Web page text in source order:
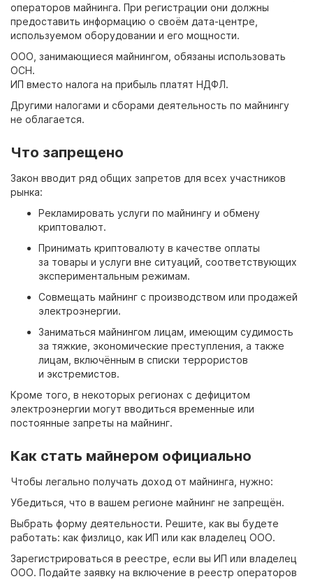
операторов майнинга. При регистрации они должны
предоставить информацию о своём дата-центре,
используемом оборудовании и его мощности.
ООО, занимающиеся майнингом, обязаны использовать
ОСН.
ИП вместо налога на прибыль платят НДФЛ.
Другими налогами и сборами деятельность по майнингу
не облагается.
Что запрещено
Закон вводит ряд общих запретов для всех участников
рынка:
Рекламировать услуги по майнингу и обмену
криптовалют.
Принимать криптовалюту в качестве оплаты
за товары и услуги вне ситуаций, соответствующих
экспериментальным режимам.
Совмещать майнинг с производством или продажей
электроэнергии.
Заниматься майнингом лицам, имеющим судимость
за тяжкие, экономические преступления, а также
лицам, включённым в списки террористов
и экстремистов.
Кроме того, в некоторых регионах с дефицитом
электроэнергии могут вводиться временные или
постоянные запреты на майнинг.
Как стать майнером официально
Чтобы легально получать доход от майнинга, нужно:
Убедиться, что в вашем регионе майнинг не запрещён.
Выбрать форму деятельности. Решите, как вы будете
работать: как физлицо, как ИП или как владелец ООО.
Зарегистрироваться в реестре, если вы ИП или владелец
ООО. Подайте заявку на включение в реестр операторов